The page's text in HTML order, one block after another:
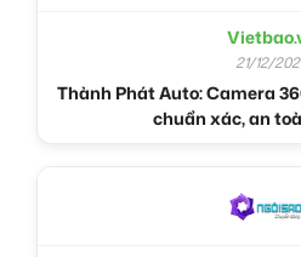
21/12/
Thành Phát Auto: Camera
chuẩn xác, an